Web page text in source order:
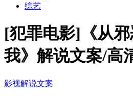
综艺
[犯罪电影]《从
我》解说文案/高
影视解说文案